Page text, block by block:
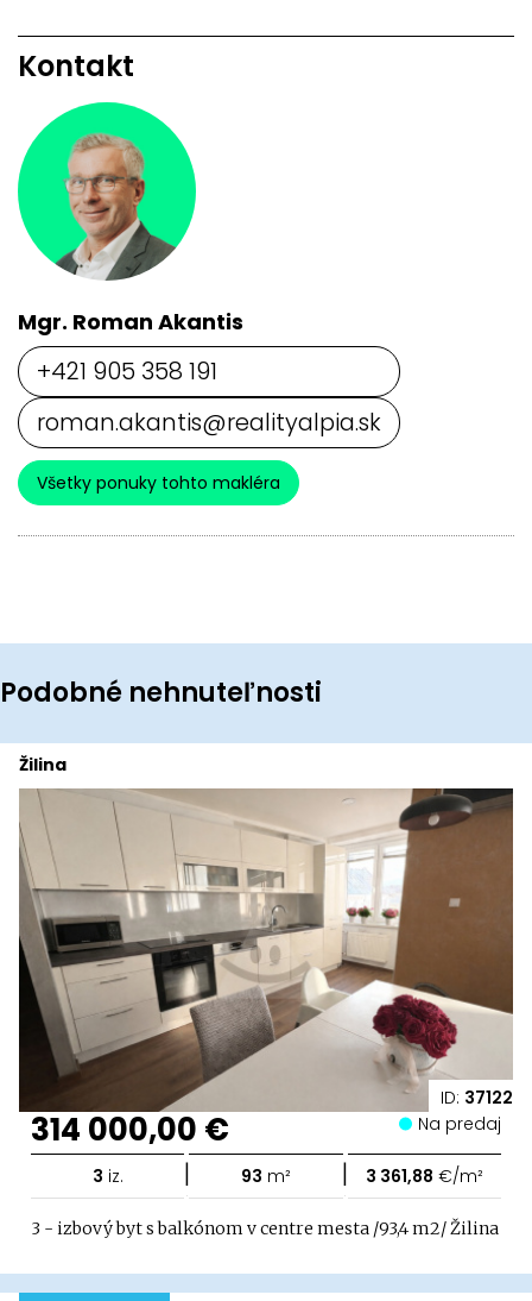
Kontakt
Mgr. Roman Akantis
+421 905 358 191
roman.akantis@realityalpia.sk
Všetky ponuky tohto makléra
Podobné nehnuteľnosti
ID: 37122
Žilina
314 000,00 € Na predaj
3 iz. | 93 m² | 3 361,88 €/m²
3 - izbový byt s balkónom v centre mesta /93,4 m2/ Žilina